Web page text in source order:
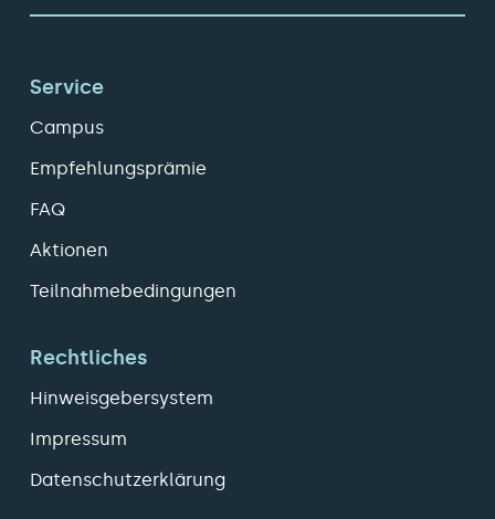
Service
Campus
Empfehlungsprämie
FAQ
Aktionen
Teilnahmebedingungen
Rechtliches
Hinweisgebersystem
Impressum
Datenschutzerklärung